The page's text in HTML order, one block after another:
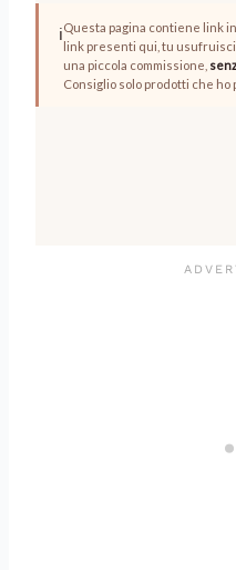
ℹ️Questa pagina contiene link
link presenti qui, tu
una piccola commissione,
Consiglio solo prodotti che ho